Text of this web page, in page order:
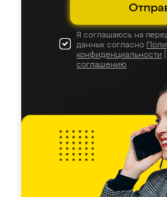
Я соглашаюсь на
данных согласно
конфиденциальности
соглашению